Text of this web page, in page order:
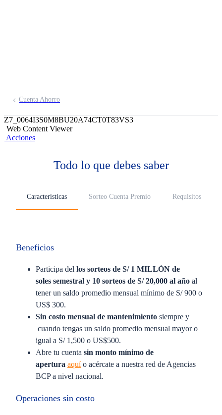
Cuenta Ahorro
Z7_0064I3S0M8BU20A74CT0T83VS3
Web Content Viewer
Acciones
Todo lo que debes saber
Características Sorteo Cuenta Premio Requisitos
Beneficios
Participa del los sorteos de S/ 1 MILLÓN de
soles semestral y 10 sorteos de S/ 20,000 al año al
tener un saldo promedio mensual mínimo de S/ 900 o
US$ 300.
Sin costo mensual de mantenimiento siempre y
cuando tengas un saldo promedio mensual mayor o
igual a S/ 1,500 o US$500.
Abre tu cuenta sin monto mínimo de
apertura aquío acércate a nuestra red de Agencias
BCP a nivel nacional.
Operaciones sin costo